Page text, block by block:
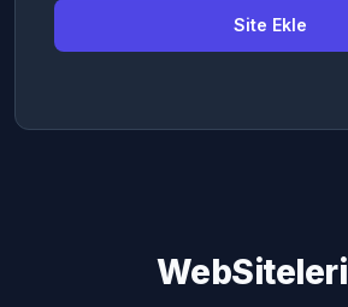
Site Ekle
WebSiteleri